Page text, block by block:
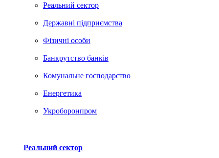
Реальний сектор
Державні підприємства
Фізичні особи
Банкрутство банків
Комунальне господарство
Енергетика
Укроборонпром
Реальний сектор